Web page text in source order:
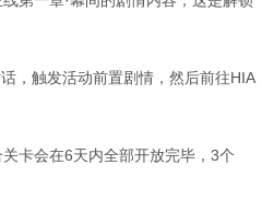
，触发活动前置剧情，然后前往HIA
卡会在6天内全部开放完毕，3个